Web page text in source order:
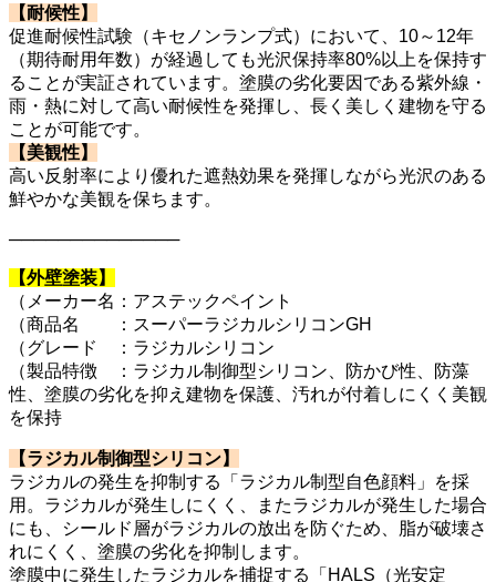
【耐候性】
促進耐候性試験（キセノンランプ式）において、10～12年
（期待耐用年数）が経過しても光沢保持率80%以上を保持す
ることが実証されています。塗膜の劣化要因である紫外線・
雨・熱に対して高い耐候性を発揮し、長く美しく建物を守る
ことが可能です。
【美観性】
高い反射率により優れた遮熱効果を発揮しながら光沢のある
鮮やかな美観を保ちます。
──────────────
【外壁塗装】
（メーカー名：アステックペイント
（商品名 ：スーパーラジカルシリコンGH
（グレード ：ラジカルシリコン
（製品特徴 ：ラジカル制御型シリコン、防かび性、防藻
性、塗膜の劣化を抑え建物を保護、汚れが付着しにくく美観
を保持
【ラジカル制御型シリコン】
ラジカルの発生を抑制する「ラジカル制型自色顔料」を採
用。ラジカルが発生しにくく、またラジカルが発生した場合
にも、シールド層がラジカルの放出を防ぐため、脂が破壊さ
れにくく、塗膜の劣化を抑制します。
塗膜中に発生したラジカルを捕捉する「HALS（光安定